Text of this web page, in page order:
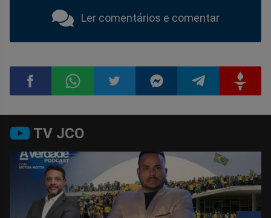
Ler comentários e comentar
no
Facebook
no
Whatsapp
no
Twitter
no
Messenger
no
Telegram
no
Gettr
TV JCO